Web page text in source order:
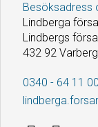
Besöksadress
Lindberga
Lindbergs
432 92 Varberg
0340 - 64 11 00